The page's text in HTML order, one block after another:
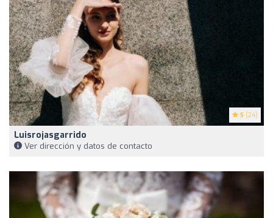
5 (24)
Luisrojasgarrido
Ver dirección y datos de contacto